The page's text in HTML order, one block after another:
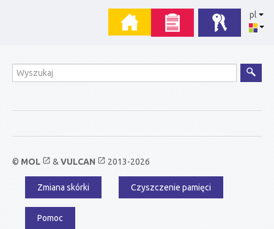
pl
Wyszukiwanie
© MOL open_in_new & VULCAN open_in_new 2013-2026
Menu
dodatkowe
Zmiana skórki Czyszczenie pamięci
Pomoc